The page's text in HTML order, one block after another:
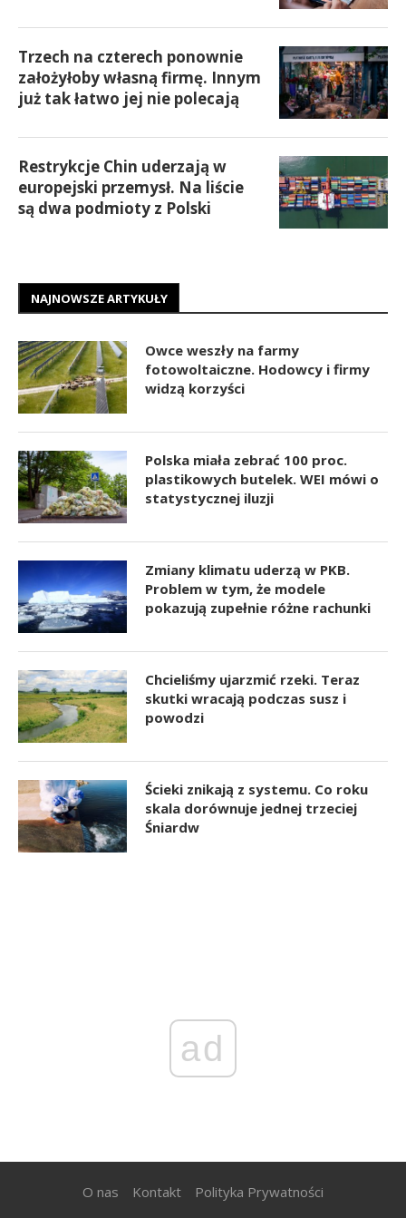
Trzech na czterech ponownie
założyłoby własną firmę. Innym
już tak łatwo jej nie polecają
Restrykcje Chin uderzają w
europejski przemysł. Na liście
są dwa podmioty z Polski
NAJNOWSZE ARTYKUŁY
Owce weszły na farmy
fotowoltaiczne. Hodowcy i firmy
widzą korzyści
Polska miała zebrać 100 proc.
plastikowych butelek. WEI mówi o
statystycznej iluzji
Zmiany klimatu uderzą w PKB.
Problem w tym, że modele
pokazują zupełnie różne rachunki
Chcieliśmy ujarzmić rzeki. Teraz
skutki wracają podczas susz i
powodzi
Ścieki znikają z systemu. Co roku
skala dorównuje jednej trzeciej
Śniardw
ad
O nas Kontakt Polityka Prywatności